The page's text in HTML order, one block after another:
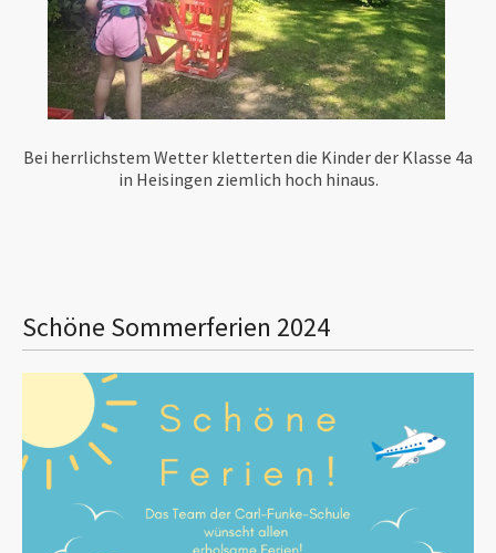
Bei herrlichstem Wetter kletterten die Kinder der Klasse 4a
in Heisingen ziemlich hoch hinaus.
Schöne Sommerferien 2024